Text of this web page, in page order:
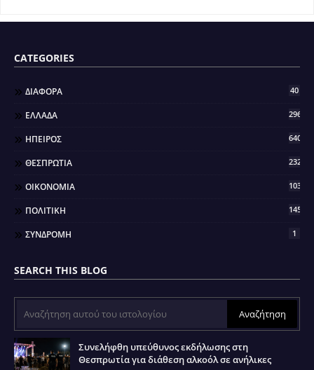
CATEGORIES
ΔΙΑΦΟΡΑ 40
ΕΛΛΑΔΑ 296
ΗΠΕΙΡΟΣ 640
ΘΕΣΠΡΩΤΙΑ 2321
ΟΙΚΟΝΟΜΙΑ 103
ΠΟΛΙΤΙΚΗ 145
ΣΥΝΔΡΟΜΗ 1
SEARCH THIS BLOG
Συνελήφθη υπεύθυνος εκδήλωσης στη
Θεσπρωτία για διάθεση αλκοόλ σε ανήλικες